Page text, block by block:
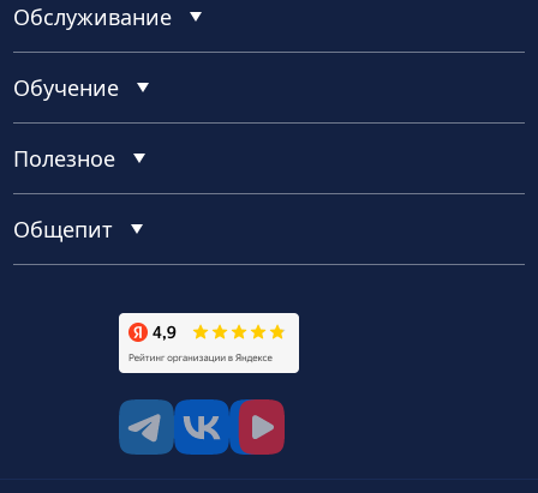
Обслуживание
Обучение
Полезное
Общепит